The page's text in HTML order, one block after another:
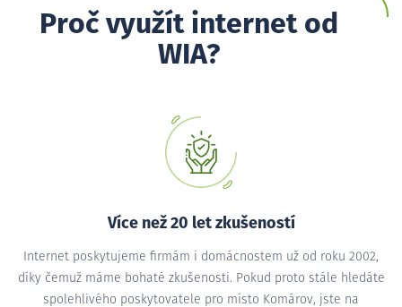
Proč využít internet od
WIA?
Více než 20 let zkušeností
Internet poskytujeme firmám i domácnostem už od roku 2002,
díky čemuž máme bohaté zkušenosti. Pokud proto stále hledáte
spolehlivého poskytovatele pro místo Komárov, jste na